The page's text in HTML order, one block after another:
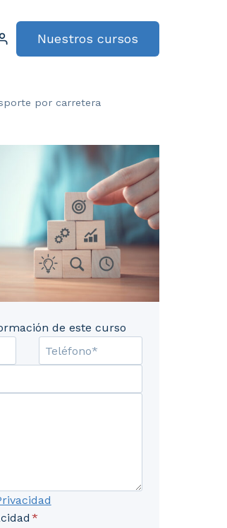
Nuestros cursos
por carretera
de este curso
*